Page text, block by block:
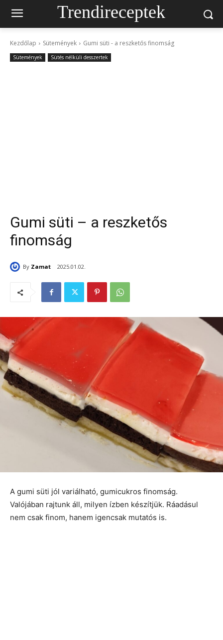
Trendireceptek
Kezdőlap Sütemények Gumi süti - a reszketős finomság
Sütemények Sütés nélküli desszertek
Gumi süti – a reszketős
finomság
By Zamat 2025.01.02.
A gumi süti jól variálható, gumicukros finomság.
Valójában rajtunk áll, milyen ízben készítjük. Ráadásul
nem csak finom, hanem igencsak mutatós is.